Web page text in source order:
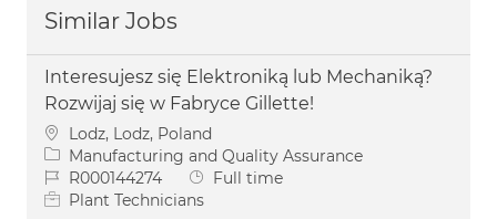
Similar Jobs
Interesujesz się Elektroniką lub Mechaniką?
Rozwijaj się w Fabryce Gillette!
Location
Lodz, Lodz, Poland
Category
Manufacturing and Quality Assurance
Job IdR000144274 Job Type
Full time
Plant Technicians